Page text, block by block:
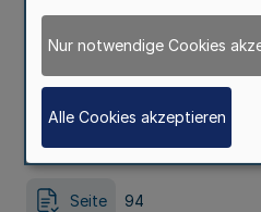
Bundesnotarordnung
Seite 94
Nur notwendige Cookies
Alle Cookies akzeptieren